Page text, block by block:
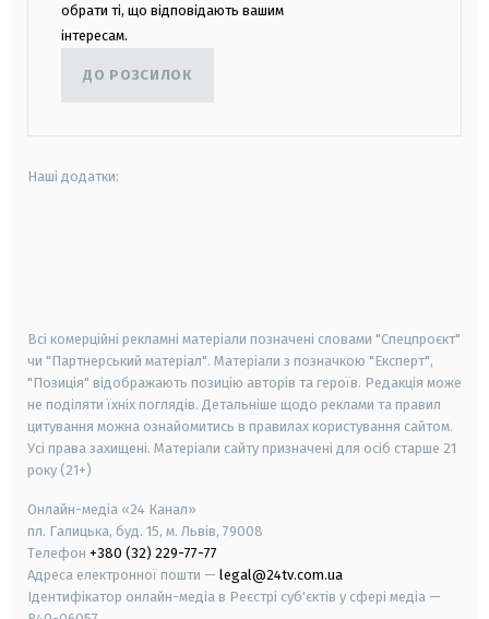
обрати ті, що відповідають вашим
інтересам.
ДО РОЗСИЛОК
Наші додатки:
Всі комерційні рекламні матеріали позначені словами "Спецпроєкт"
чи "Партнерський матеріал". Матеріали з позначкою "Експерт",
"Позиція" відображають позицію авторів та героїв. Редакція може
не поділяти їхніх поглядів. Детальніше щодо реклами та правил
цитування можна ознайомитись в правилах користування сайтом.
Усі права захищені. Матеріали сайту призначені для осіб старше 21
року (21+)
Онлайн-медіа «24 Канал»
пл. Галицька, буд. 15, м. Львів, 79008
Телефон +380 (32) 229-77-77
Адреса електронної пошти — legal@24tv.com.ua
Ідентифікатор онлайн-медіа в Реєстрі суб'єктів у сфері медіа —